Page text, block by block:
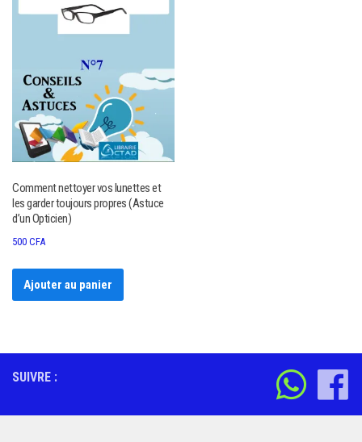
Comment nettoyer vos lunettes et
les garder toujours propres (Astuce
d’un Opticien)
500 CFA
Ajouter au panier
SUIVRE :